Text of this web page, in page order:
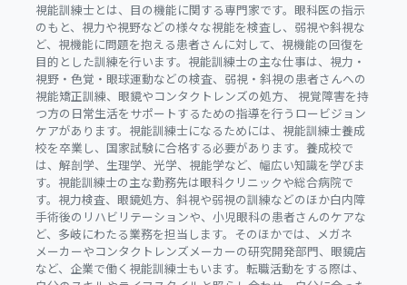
視能訓練士とは、目の機能に関する専門家です。眼科医の指示
のもと、視力や視野などの様々な視能を検査し、弱視や斜視な
ど、視機能に問題を抱える患者さんに対して、視機能の回復を
目的とした訓練を行います。視能訓練士の主な仕事は、視力・
視野・色覚・眼球運動などの検査、弱視・斜視の患者さんへの
視能矯正訓練、眼鏡やコンタクトレンズの処方、 視覚障害を持
つ方の日常生活をサポートするための指導を行うロービジョン
ケアがあります。視能訓練士になるためには、視能訓練士養成
校を卒業し、国家試験に合格する必要があります。養成校で
は、解剖学、生理学、光学、視能学など、幅広い知識を学びま
す。視能訓練士の主な勤務先は眼科クリニックや総合病院で
す。視力検査、眼鏡処方、斜視や弱視の訓練などのほか白内障
手術後のリハビリテーションや、小児眼科の患者さんのケアな
ど、多岐にわたる業務を担当します。そのほかでは、メガネ
メーカーやコンタクトレンズメーカーの研究開発部門、眼鏡店
など、企業で働く視能訓練士もいます。転職活動をする際は、